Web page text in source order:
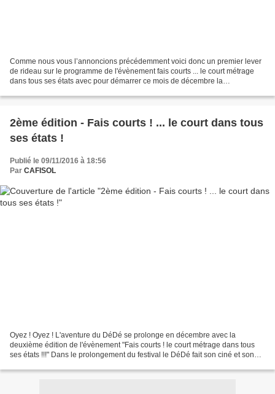
Comme nous vous l’annoncions précédemment voici donc un premier lever
de rideau sur le programme de l'évènement fais courts ... le court métrage
dans tous ses états avec pour démarrer ce mois de décembre la
2ème édition - Fais courts ! ... le court dans tous
ses états !
Publié le 09/11/2016 à 18:56
Par CAFISOL
Oyez ! Oyez ! L'aventure du DéDé se prolonge en décembre avec la
deuxième édition de l'évènement "Fais courts ! le court métrage dans tous
ses états !!!" Dans le prolongement du festival le DéDé fait son ciné et son